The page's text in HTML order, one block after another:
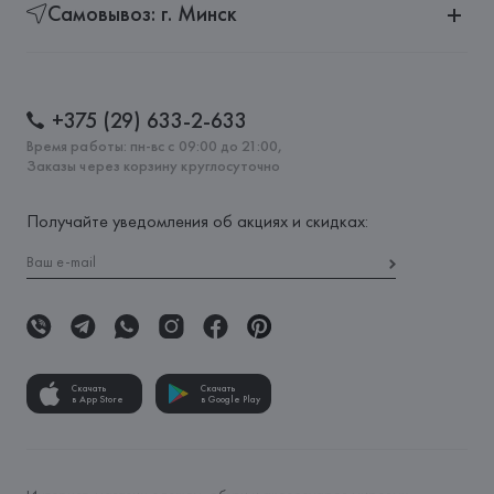
Самовывоз: г. Минск
+375 (29) 633-2-633
Время работы: пн-вс с 09:00 до 21:00,
Заказы через корзину круглосуточно
Получайте уведомления об акциях и скидках:
Скачать
в App Store
Скачать
в Google Play